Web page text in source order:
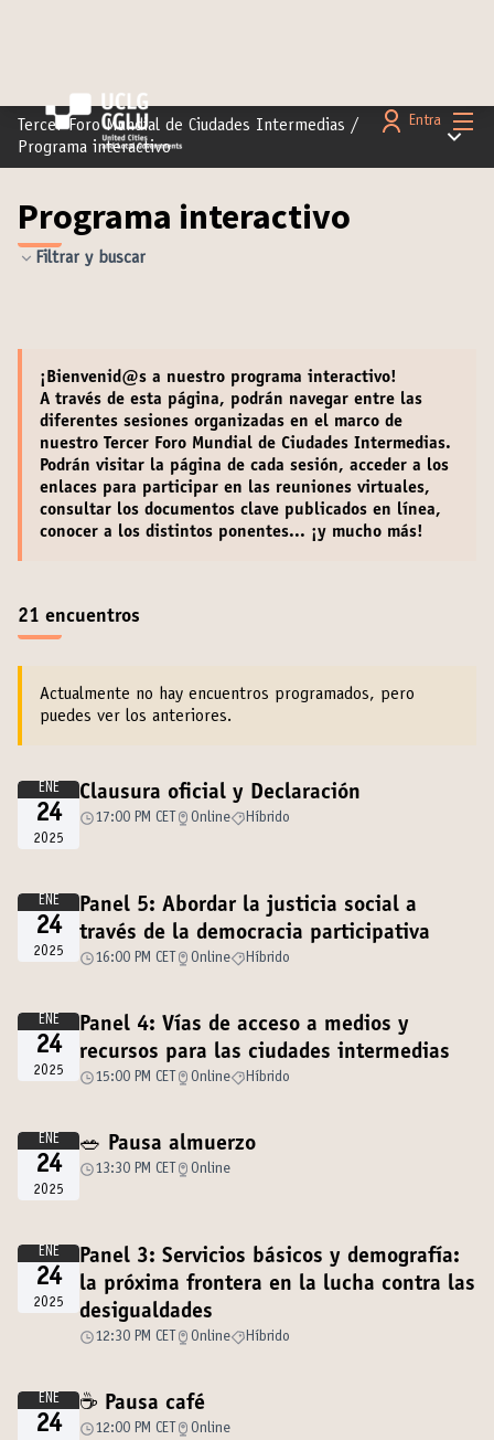
Entra
Tercer Foro Mundial de Ciudades Intermedias /
Programa interactivo
Menú
Programa interactivo
Filtrar y buscar
¡ Bienvenid@s a nuestro programa interactivo!
A través de esta página, podrán navegar entre las
diferentes sesiones organizadas en el marco de
nuestro Tercer Foro Mundial de Ciudades Intermedias.
Podrán visitar la página de cada sesión, acceder a los
enlaces para participar en las reuniones virtuales,
consultar los documentos clave publicados en línea,
conocer a los distintos ponentes... ¡y mucho más!
21 encuentros
Actualmente no hay encuentros programados, pero
puedes ver los anteriores.
ENE
24
2025
Clausura oficial y Declaración
17:00 PM CET Online Híbrido
ENE
24
2025
Panel 5: Abordar la justicia social a
través de la democracia participativa
16:00 PM CET Online Híbrido
ENE
24
2025
Panel 4: Vías de acceso a medios y
recursos para las ciudades intermedias
15:00 PM CET Online Híbrido
ENE
24
2025
🥗 Pausa almuerzo
13:30 PM CET Online
ENE
24
2025
Panel 3: Servicios básicos y demografía:
la próxima frontera en la lucha contra las
desigualdades
12:30 PM CET Online Híbrido
ENE
24
☕️ Pausa café
12:00 PM CET Online